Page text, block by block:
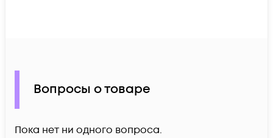
Вопросы о товаре
Пока нет ни одного вопроса.